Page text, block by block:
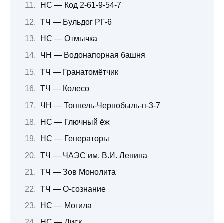
НС — Код 2-61-9-54-7
ТЧ — Бульдог РГ-6
НС — Отмычка
ЧН — Водонапорная башня
ТЧ — Гранатомётчик
ТЧ — Колесо
ЧН — Тоннель-Чернобыль-п-3-7
НС — Глючный ёж
НС — Генераторы
ТЧ — ЧАЭС им. В.И. Ленина
ТЧ — Зов Монолита
ТЧ — О-сознание
НС — Могила